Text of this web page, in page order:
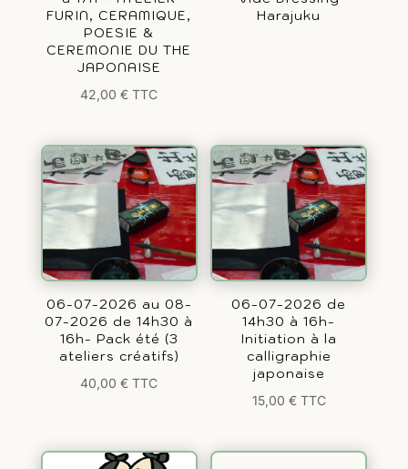
FURIN, CERAMIQUE,
POESIE &
CEREMONIE DU THE
JAPONAISE
42,00€ TTC
Harajuku
06-07-2026 au 08-
07-2026 de 14h30 à
16h- Pack été (3
ateliers créatifs)
40,00€ TTC
06-07-2026 de
14h30 à 16h-
Initiation à la
calligraphie
japonaise
15,00 € TTC